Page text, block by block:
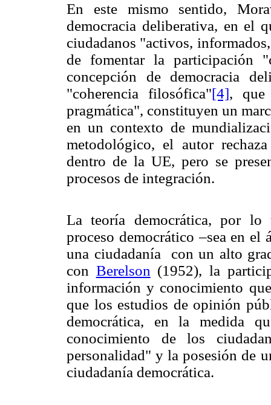
En este mismo sentido,
democracia deliberativa, en el
ciudadanos "activos,
de fomentar la participación
concepción de democracia
"coherencia filosófica"[4], que
pragmática", constituyen un
en un contexto de
metodológico, el autor
dentro de la UE, pero se
procesos de integración.
La teoría democrática, por
proceso democrático –sea en
una ciudadanía con un alto
con Berelson (1952), la
información y conocimiento
que los estudios de opinión
democrática, en la medida
conocimiento de los
personalidad" y la posesión de
ciudadanía democrática.